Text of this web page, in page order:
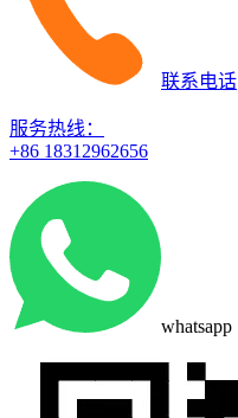
联系电话
服务热线：
+86 18312962656
whatsapp